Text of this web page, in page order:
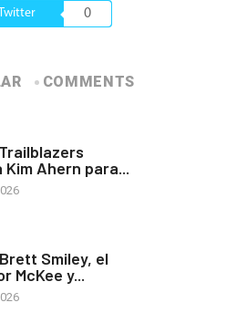
Twitter 0
COMMENTS
Kim Ahern para...
Smiley, el
McKee y...